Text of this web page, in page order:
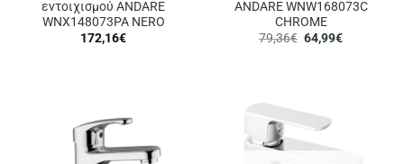
εντοιχισμού ANDARE
WNX148073PA NERO
172,16€
ANDARE WNW168073C
CHROME
79,36€ Original
price
64,99€Η